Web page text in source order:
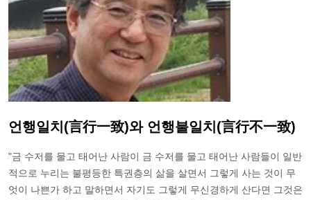
언행일치(言行一致)와 언행불일치(言行不一致)
"금 수저를 물고 태어난 사람이 금 수저를 물고 태어난 사람들이 일반
적으로 누리는 불평등한 특권층의 삶을 살면서 그렇게 사는 것이 무
엇이 나쁜가 하고 말하면서 자기도 그렇게 무신경하게 산다면 그것은